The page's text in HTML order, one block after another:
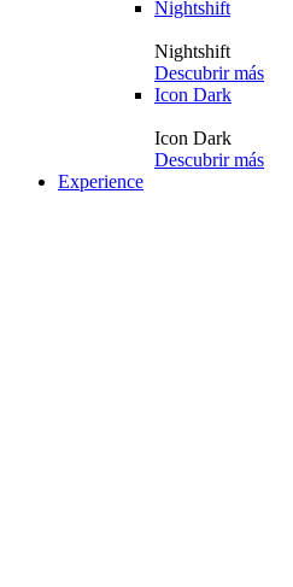
Nightshift
Nightshift
Descubrir más
Icon Dark
Icon Dark
Descubrir más
Experience